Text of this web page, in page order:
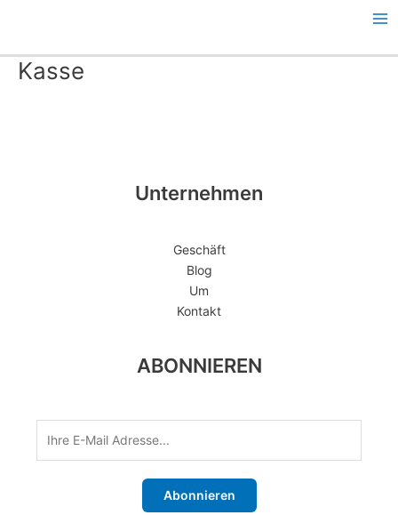
Kasse
Unternehmen
Geschäft
Blog
Um
Kontakt
ABONNIEREN
Abonnieren